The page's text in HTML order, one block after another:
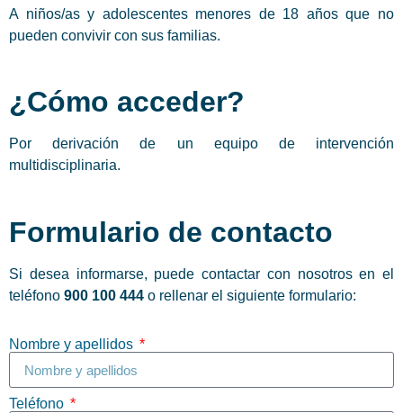
A niños/as y adolescentes menores de 18 años que no
pueden convivir con sus familias.
¿Cómo acceder?
Por derivación de un equipo de intervención
multidisciplinaria.
Formulario de contacto
Si desea informarse, puede contactar con nosotros en el
teléfono 900 100 444 o rellenar el siguiente formulario:
Nombre y apellidos
Teléfono